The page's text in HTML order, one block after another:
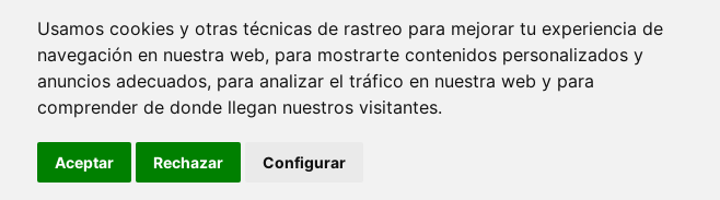
Usamos cookies y otras técnicas de rastreo para mejorar tu experiencia de
navegación en nuestra web, para mostrarte contenidos personalizados y
anuncios adecuados, para analizar el tráfico en nuestra web y para
comprender de donde llegan nuestros visitantes.
Aceptar Rechazar Configurar